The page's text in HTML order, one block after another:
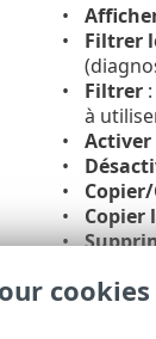
Filtrer
Filtrer:
à
Copier
action
Exporter
cookies